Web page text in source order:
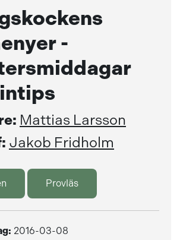
-
Mattias Larsson
Jakob Fridholm
Provläs
2016-03-08